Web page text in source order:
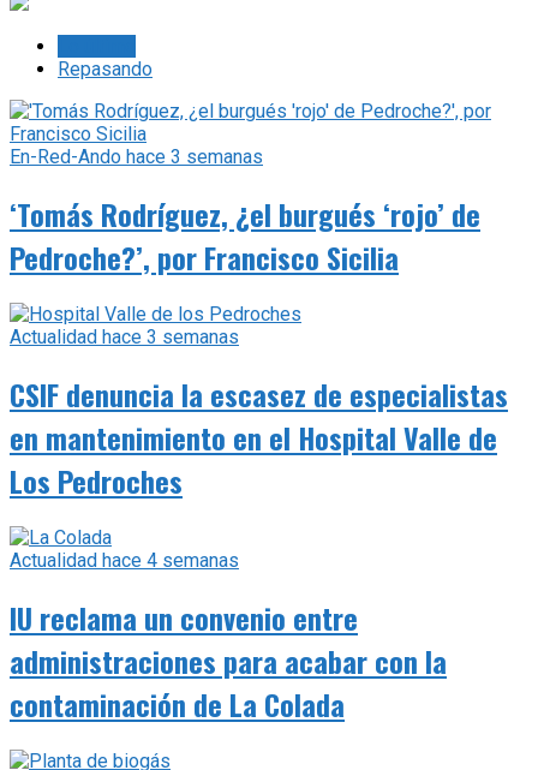
Repasando
En-Red-Ando hace 3 semanas
‘Tomás Rodríguez, ¿el burgués ‘rojo’ de
Pedroche?’, por Francisco Sicilia
Actualidad hace 3 semanas
CSIF denuncia la escasez de especialistas
en mantenimiento en el Hospital Valle de
Los Pedroches
Actualidad hace 4 semanas
IU reclama un convenio entre
administraciones para acabar con la
contaminación de La Colada